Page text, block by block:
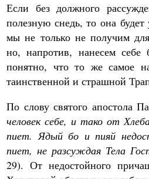
Если без должного
полезную снедь, то она
мы не только не получим
но, напротив, нанесем
понятно, что то же самое
таинственной и страшной
По слову святого апостола
человек себе, и тако от
пиет. Ядый бо и пияй
пиет, не разсуждая Тела
29). От недостойного